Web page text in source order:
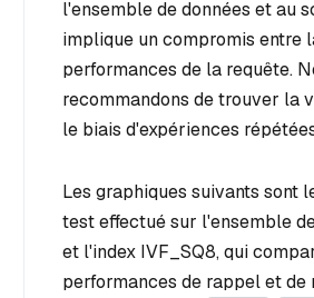
l'ensemble de données et au
implique un compromis entre
performances de la requête.
recommandons de trouver la
le biais d'expériences
Les graphiques suivants sont
test effectué sur l'ensemble
et l'index IVF_SQ8, qui
performances de rappel et de